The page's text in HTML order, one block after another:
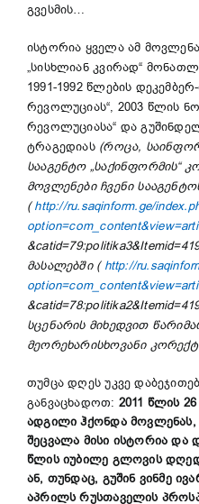
გვესმის…
ისტორია ყველა ამ
„სისხლიან კვირად“
1991-1992 წლების
რევოლუციას“, 2003 წლის
რევოლუციასა“ და
ტრაგედიას (როცა,
სააგენტო „საქინფორმის“
მოვლენები ჩვენი
( http://ru.saqinform.ge/
მასალებში ( http://
სცენარის მიხედვით
მეორეხარისხოვანი
თუმცა დღეს უკვე
განვაცხადოთ: 2011 წლის
ადგილი ჰქონდა
შეცვალა მისი ისტორია და
წლის იუბილე გლოვის
ან, თუნდაც, გუშინ ვინმე
აპრილს რუსთაველის